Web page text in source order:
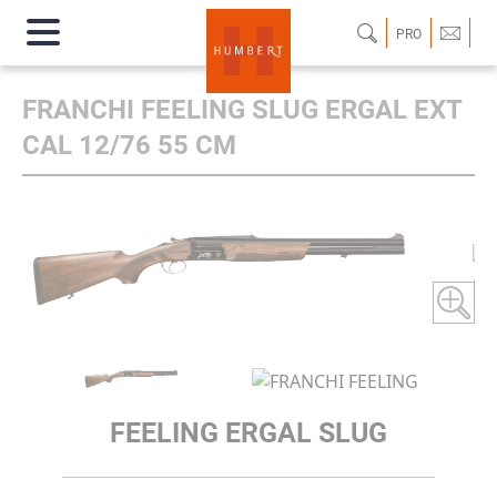
PRO
FRANCHI FEELING SLUG ERGAL EXT
CAL 12/76 55 CM
FEELING ERGAL SLUG